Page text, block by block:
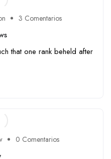
3 Comentarios
that one rank beheld after
0 Comentarios